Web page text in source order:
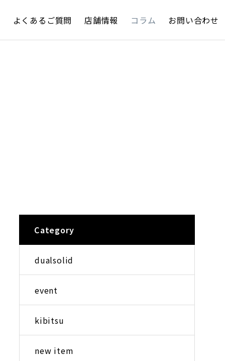
よくあるご質問 店舗情報 コラム お問い合わせ
Category
dualsolid
event
kibitsu
new item